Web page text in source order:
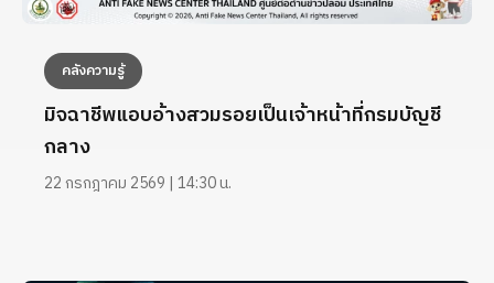
คลังความรู้
มิจฉาชีพแอบอ้างสวมรอยเป็นเจ้าหน้าที่กรมบัญชี
กลาง
22 กรกฎาคม 2569 | 14:30 น.